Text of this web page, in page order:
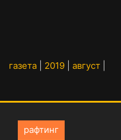
газета 2019 август
рафтинг